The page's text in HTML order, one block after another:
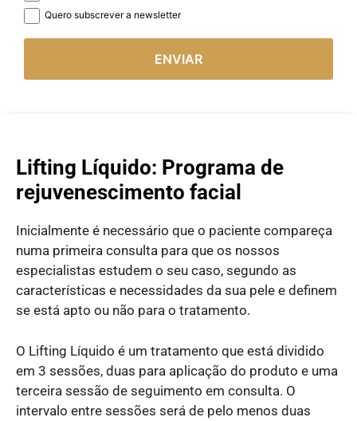
Quero subscrever a newsletter
ENVIAR
Lifting Líquido: Programa de
rejuvenescimento facial
Inicialmente é necessário que o paciente compareça
numa primeira consulta para que os nossos
especialistas estudem o seu caso, segundo as
características e necessidades da sua pele e definem
se está apto ou não para o tratamento.
O Lifting Líquido é um tratamento que está dividido
em 3 sessões, duas para aplicação do produto e uma
terceira sessão de seguimento em consulta. O
intervalo entre sessões será de pelo menos duas